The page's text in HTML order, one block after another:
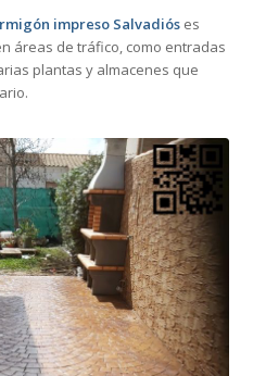
impreso Salvadióses
áreas de tráfico, como entradas
plantas y almacenes que